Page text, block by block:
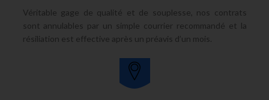
Véritable gage de qualité et de souplesse, nos contrats
sont annulables par un simple courrier recommandé et la
résiliation est effective après un préavis d’un mois.